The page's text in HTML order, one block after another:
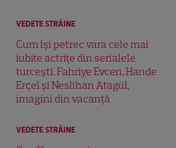
VEDETE STRĂINE
Cum își petrec vara cele mai
iubite actrițe din serialele
turcești. Fahriye Evcen, Hande
Erçel și Neslihan Atagül,
imagini din vacanță
VEDETE STRĂINE